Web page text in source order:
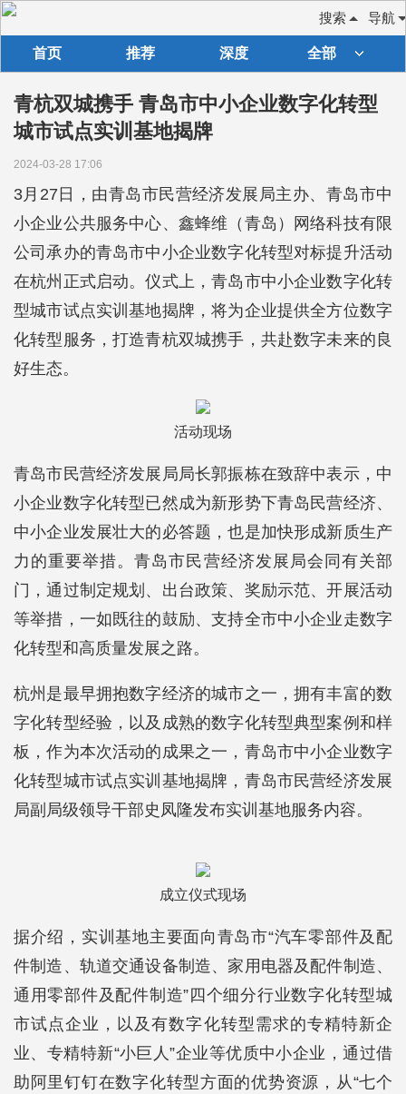
导航
搜索
首页 推荐 深度 全部
青杭双城携手 青岛市中小企业数字化转型
城市试点实训基地揭牌
2024-03-28 17:06
3月27日，由青岛市民营经济发展局主办、青岛市中
小企业公共服务中心、鑫蜂维（青岛）网络科技有限
公司承办的青岛市中小企业数字化转型对标提升活动
在杭州正式启动。仪式上，青岛市中小企业数字化转
型城市试点实训基地揭牌，将为企业提供全方位数字
化转型服务，打造青杭双城携手，共赴数字未来的良
好生态。
活动现场
青岛市民营经济发展局局长郭振栋在致辞中表示，中
小企业数字化转型已然成为新形势下青岛民营经济、
中小企业发展壮大的必答题，也是加快形成新质生产
力的重要举措。青岛市民营经济发展局会同有关部
门，通过制定规划、出台政策、奖励示范、开展活动
等举措，一如既往的鼓励、支持全市中小企业走数字
化转型和高质量发展之路。
杭州是最早拥抱数字经济的城市之一，拥有丰富的数
字化转型经验，以及成熟的数字化转型典型案例和样
板，作为本次活动的成果之一，青岛市中小企业数字
化转型城市试点实训基地揭牌，青岛市民营经济发展
局副局级领导干部史凤隆发布实训基地服务内容。
成立仪式现场
据介绍，实训基地主要面向青岛市“汽车零部件及配
件制造、轨道交通设备制造、家用电器及配件制造、
通用零部件及配件制造”四个细分行业数字化转型城
市试点企业，以及有数字化转型需求的专精特新企
业、专精特新“小巨人”企业等优质中小企业，通过借
助阿里钉钉在数字化转型方面的优势资源，从“七个